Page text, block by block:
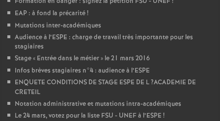
EAP : à fond la précarité!
Mutations inter-académiques
Audience à l’ESPE : charge de travail très importante pour les
stagiaires
Stage « Entrée dans le métier» le 21 mars 2016
Infos brèves stagiaires n°4 : audience à l’ESPE
ENQUETE CONDITIONS DE STAGE ESPE DE L?ACADEMIE DE
CRETEIL
Notation administrative et mutations intra-académiques
Le 24 mars, votez pour la liste FSU - UNEFà l’ESPE !